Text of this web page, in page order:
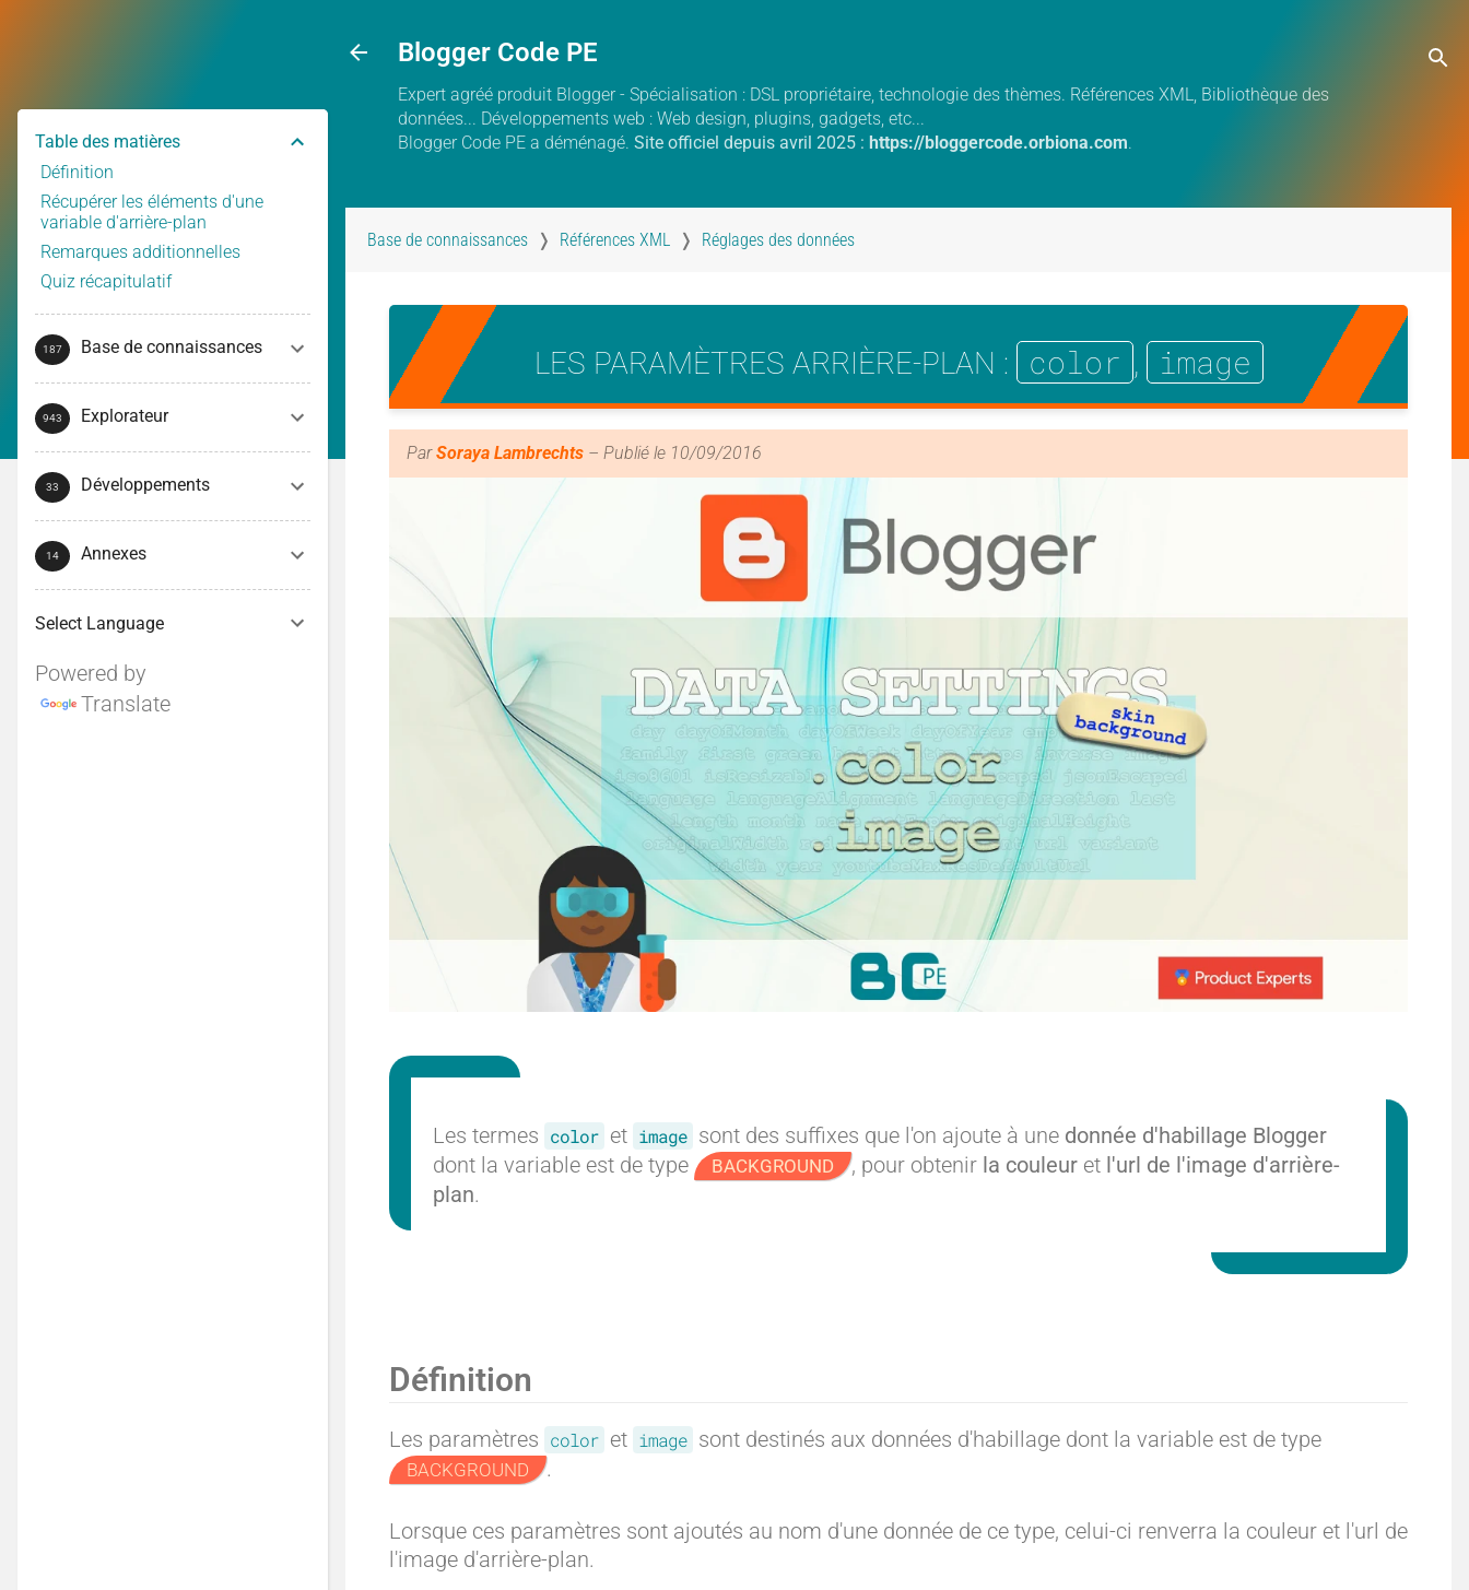
Blogger Code PE
Expert agréé produit Blogger - Spécialisation : DSL propriétaire, technologie des thèmes. Références XML, Bibliothèque des
données... Développements web : Web design, plugins, gadgets, etc...
Blogger Code PE a déménagé. Site officiel depuis avril 2025 : https://bloggercode.orbiona.com.
Base de connaissances Références XML Réglages des données
LES PARAMÈTRES ARRIÈRE-PLAN : color , image
Par Soraya Lambrechts – Publié le 10/09/2016
Les termes color et image sont des suffixes que l'on ajoute à une donnée d'habillage Blogger
dont la variable est de type
BACKGROUND , pour obtenir la couleur et l'url de l'image d'arrière-
plan.
Définition
Les paramètres color et image sont destinés aux données d'habillage dont la variable est de type
BACKGROUND .
Lorsque ces paramètres sont ajoutés au nom d'une donnée de ce type, celui-ci renverra la couleur et l'url de
l'image d'arrière-plan.
Table des matières
Définition
Récupérer les éléments d'une
variable d'arrière-plan
Remarques additionnelles
Quiz récapitulatif
Base de connaissances
Explorateur
Développements
Annexes
Powered by
Translate